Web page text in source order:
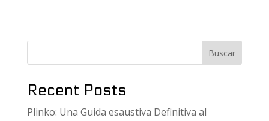
Buscar
Recent Posts
Plinko: Una Guida esaustiva Definitiva al